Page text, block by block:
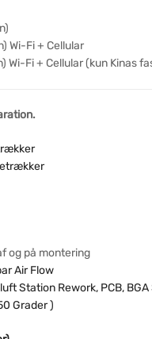
Wi-Fi + Cellular
Wi-Fi + Cellular (kun Kinas
og på montering
Air Flow
Station Rework, PCB,
Grader )